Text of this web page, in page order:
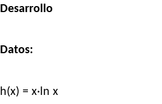
Desarrollo
Datos:
h(x) = x·ln x